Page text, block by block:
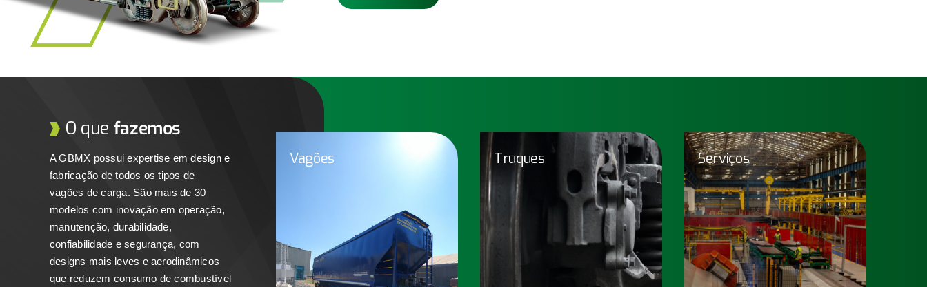
O que fazemos
A GBMX possui expertise em design e
fabricação de todos os tipos de
vagões de carga. São mais de 30
modelos com inovação em operação,
manutenção, durabilidade,
confiabilidade e segurança, com
designs mais leves e aerodinâmicos
que reduzem consumo de combustível
Vagões
Vagões
Os nossos vagões transportam os
Truques
Truques
Truques homologados pela norma
Serviços
Serviços
Soluções completas em serviços